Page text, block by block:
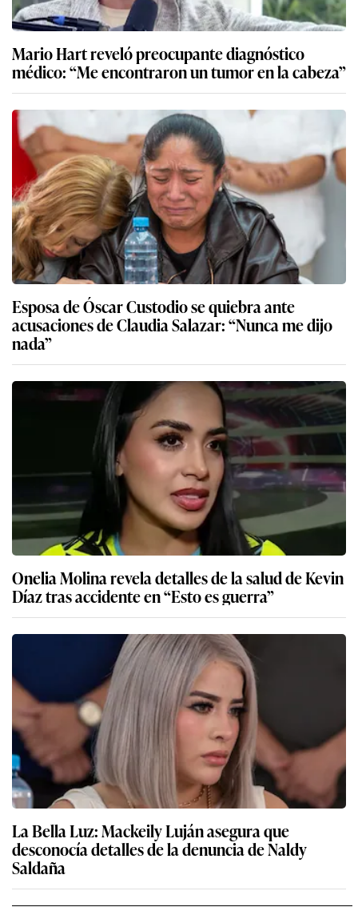
Mario Hart reveló preocupante diagnóstico
médico: “Me encontraron un tumor en la cabeza”
Esposa de Óscar Custodio se quiebra ante
acusaciones de Claudia Salazar: “Nunca me dijo
nada”
Onelia Molina revela detalles de la salud de Kevin
Díaz tras accidente en “Esto es guerra”
La Bella Luz: Mackeily Luján asegura que
desconocía detalles de la denuncia de Naldy
Saldaña